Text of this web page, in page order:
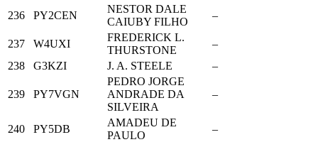
236 PY2CEN
NESTOR DALE
CAIUBY FILHO
–
237 W4UXI
FREDERICK L.
THURSTONE
–
238
G3KZI J. A. STEELE –
239 PY7VGN
PEDRO JORGE
ANDRADE DA
SILVEIRA
–
240 PY5DB
AMADEU DE
PAULO
–